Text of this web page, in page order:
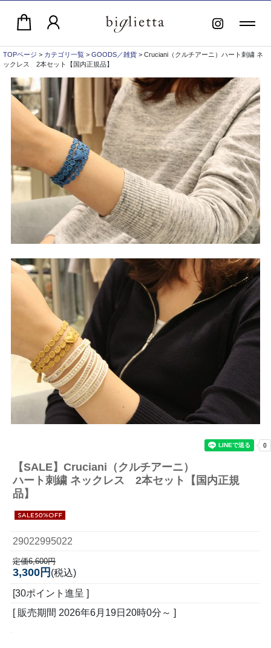
TOPページ > カテゴリ一覧 > GOODS／雑貨 > Cruciani（クルチアーニ）ハート刺繍 ネ
ックレス 2本セット【国内正規品】
【SALE】 Cruciani（クルチアーニ）
ハート刺繍 ネックレス 2本セット【国内正規
品】
29022995022
定価6,600円
3,300円 (税込)
[30ポイント進呈 ]
[ 販売期間 2026年6月19日20時0分 ～ ]